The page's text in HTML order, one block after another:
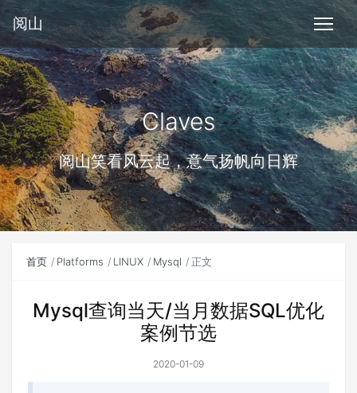
阅山
Claves
阅山笑看风云起，意气扬帆向日辉
首页 Platforms LINUX Mysql 正文
Mysql查询当天/当月数据SQL优化
案例节选
2020-01-09